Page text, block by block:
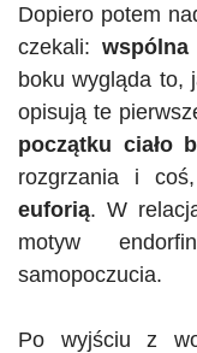
Dopiero potem
czekali:
boku wygląda to,
opisują te
początku ciało
rozgrzania i
euforią. W
motyw
samopoczucia.
Po wyjściu z